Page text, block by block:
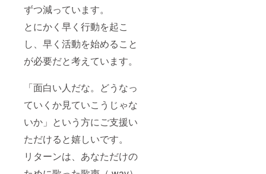
ずつ減っています。
とにかく早く行動を起こ
し、早く活動を始めること
が必要だと考えています。
「面白い人だな。どうなっ
ていくか見ていこうじゃな
いか」という方にご支援い
ただけると嬉しいです。
リターンは、あなただけの